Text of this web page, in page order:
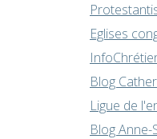
Eglises
Blog
Ligue de
Blog Anne-